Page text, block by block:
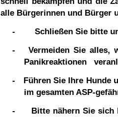
alle Bürgerinnen und Bürger
-
Schließen Sie bitte
-
Vermeiden Sie alles,
Panikreaktionen
-
Führen Sie Ihre Hunde
im gesamten ASP-
-
Bitte nähern Sie sich